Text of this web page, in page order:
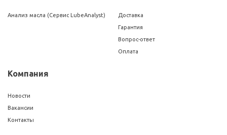
Анализ масла (Сервис LubeAnalyst)
Доставка
Гарантия
Вопрос-ответ
Оплата
Компания
Новости
Вакансии
Контакты